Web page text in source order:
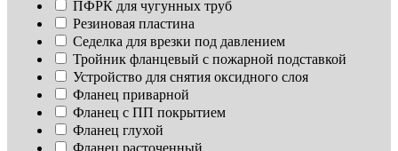
ПФРК для чугунных труб
Резиновая пластина
Седелка для врезки под давлением
Тройник фланцевый с пожарной подставкой
Устройство для снятия оксидного слоя
Фланец приварной
Фланец с ПП покрытием
Фланец глухой